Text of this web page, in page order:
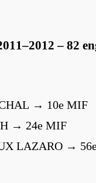
– 82
→ 10e MIF
→ 24e MIF
LAZARO →